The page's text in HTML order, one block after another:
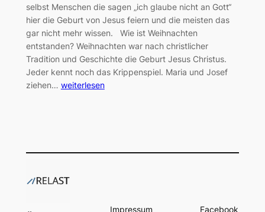
selbst Menschen die sagen „ich glaube nicht an Gott“
hier die Geburt von Jesus feiern und die meisten das
gar nicht mehr wissen. Wie ist Weihnachten
entstanden? Weihnachten war nach christlicher
Tradition und Geschichte die Geburt Jesus Christus.
Jeder kennt noch das Krippenspiel. Maria und Josef
ziehen… weiterlesen
Impressum Facebook